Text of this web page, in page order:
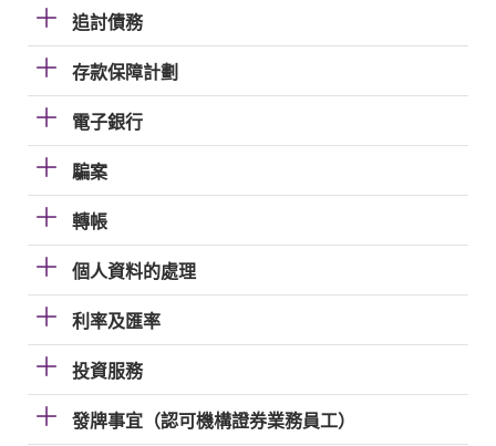
追討債務
存款保障計劃
電子銀行
騙案
轉帳
個人資料的處理
利率及匯率
投資服務
發牌事宜（認可機構證券業務員工）